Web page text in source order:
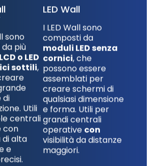
sono
più
o LED
sottili,
di
Utili
centrali
con
di alta
e
LED Wall
I LED Wall sono
composti da
moduli LED senza
cornici, che
possono essere
assemblati per
creare schermi di
qualsiasi dimensione
e forma. Utili per
grandi centrali
operative con
visibilità da distanze
maggiori.